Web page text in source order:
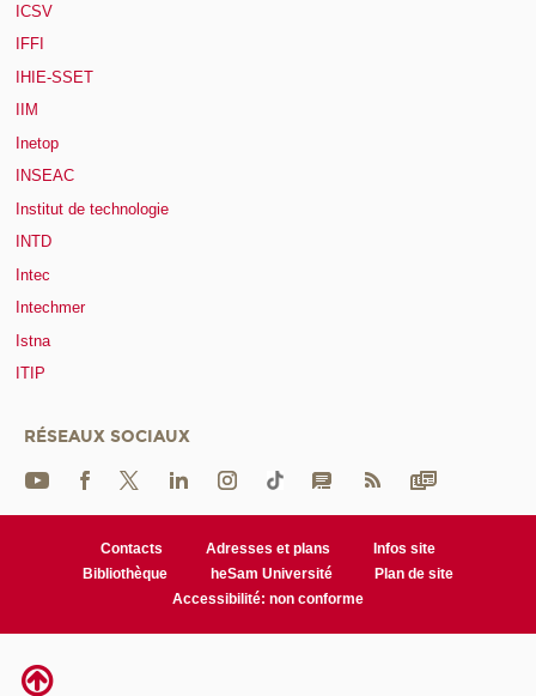
ICSV
IFFI
IHIE-SSET
IIM
Inetop
INSEAC
Institut de technologie
INTD
Intec
Intechmer
Istna
ITIP
RÉSEAUX SOCIAUX
Contacts Adresses et plans
Infos site
Bibliothèque
heSam Université
Plan de site
Accessibilité: non conforme